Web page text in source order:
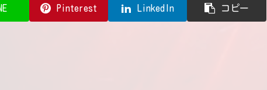
Pinterest LinkedIn コピー